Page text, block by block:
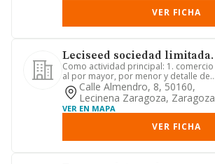
VER FICHA
Leciseed sociedad limitada.
Como actividad principal: 1. comercio
al por mayor, por menor y detalle de
semillas: cnae 4621. i. ...
Calle Almendro, 8, 50160,
Lecinena Zaragoza, Zaragoza
VER EN MAPA
VER FICHA